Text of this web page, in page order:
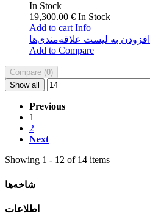
In Stock
19,300.00 € In Stock
Add to cart Info
افزودن به لیست علاقه‌مندی‌ها
Add to Compare
Compare (0)
Show all
Previous
1
2
Next
Showing 1 - 12 of 14 items
شاخه‌ها
اطلاعات